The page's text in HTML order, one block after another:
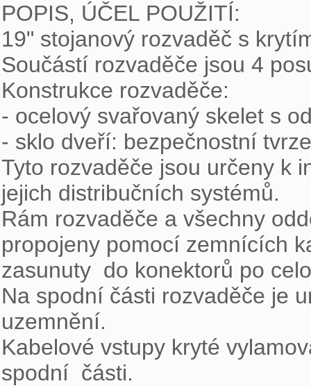
POPIS, ÚČEL POUŽITÍ:
19" stojanový rozvaděč s
Součástí rozvaděče jsou 4
Konstrukce rozvaděče:
- ocelový svařovaný skelet s
- sklo dveří: bezpečnostní
Tyto rozvaděče jsou určeny k
jejich distribučních systémů.
Rám rozvaděče a všechny
propojeny pomocí zemnících
zasunuty  do konektorů po
Na spodní části rozvaděče je
uzemnění.
Kabelové vstupy kryté
spodní  části.